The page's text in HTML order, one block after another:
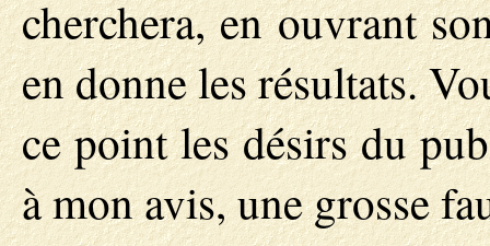
cherchera, en ouvrant
en donne les résultats.
ce point les désirs du
à mon avis, une grosse